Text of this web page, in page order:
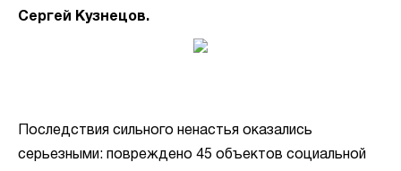
Сергей Кузнецов.
Последствия сильного ненастья оказались
серьезными: повреждено 45 объектов социальной